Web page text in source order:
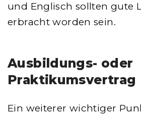
und Englisch sollten gute
erbracht worden sein.
Ausbildungs- oder
Praktikumsvertrag
Ein weiterer wichtiger